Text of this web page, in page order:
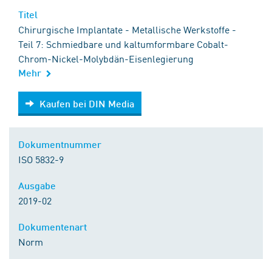
Chirurgische Implantate - Metallische Werkstoffe -
Teil 7: Schmiedbare und kaltumformbare Cobalt-
Chrom-Nickel-Molybdän-Eisenlegierung
Mehr
Kaufen bei DIN Media
Kaufen bei DIN Media
ISO 5832-9
2019-02
Norm